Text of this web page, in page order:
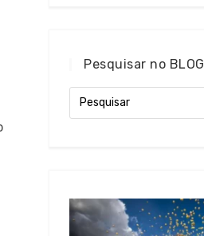
Pesquisar no BLOG